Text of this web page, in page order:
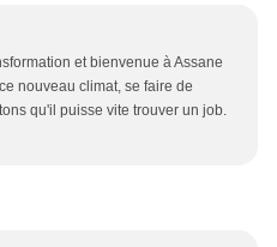
et bienvenue à Assane
nouveau climat, se faire de
qu'il puisse vite trouver un job.